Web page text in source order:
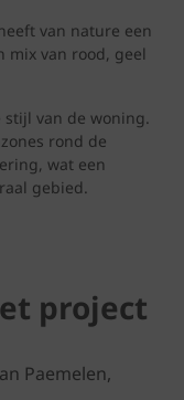
van nature een
mix van rood, geel
stijl van de woning.
rond de
wat een
gebied.
project
Paemelen,